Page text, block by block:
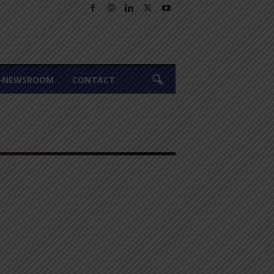
CONTACT